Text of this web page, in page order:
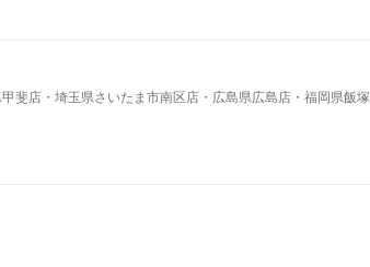
斐店・埼玉県さいたま市南区店・広島県広島店・福岡県飯塚